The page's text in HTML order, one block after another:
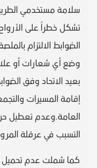
سلامة مستخدمي
تشكل خطراً على
الضوابط الالتزام
وضع أي شعارات أو
بعيد الاتحاد وفق
إقامة المسيرات
العامة.وعدم تعطيل
التسبب في عرقلة
كما شملت عدم تحميل